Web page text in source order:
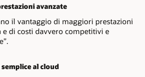
avanzate
il vantaggio di maggiori prestazioni
e di costi davvero competitivi e
al cloud